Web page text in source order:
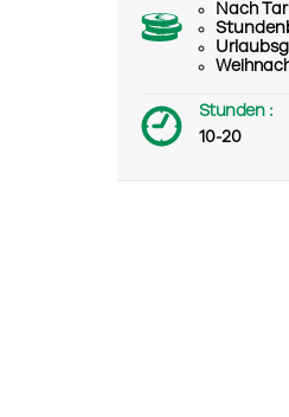
Nach
Stunden :
10-20